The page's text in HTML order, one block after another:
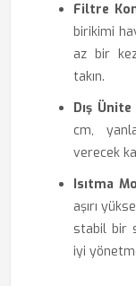
Filtre
birikimi
az bir
takın.
Dış
cm,
verecek
Isıtma
aşırı
stabil bir
iyi